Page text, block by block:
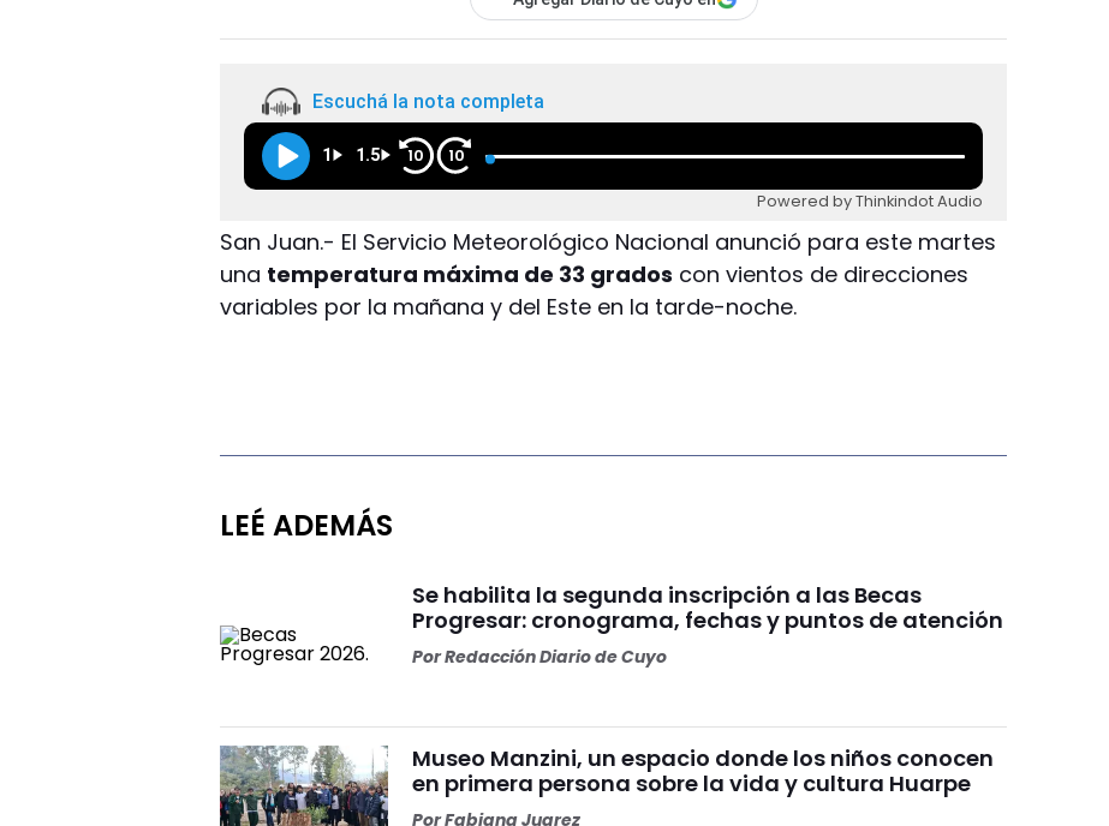
Escuchá la nota completa
1 1.5 10 10
Powered by Thinkindot Audio
San Juan.- El Servicio Meteorológico Nacional anunció para este martes
una temperatura máxima de 33 grados con vientos de direcciones
variables por la mañana y del Este en la tarde-noche.
LEÉ ADEMÁS
Se habilita la segunda inscripción a las Becas
Progresar: cronograma, fechas y puntos de atención
PorRedacción Diario de Cuyo
Museo Manzini, un espacio donde los niños conocen
en primera persona sobre la vida y cultura Huarpe
PorFabiana Juarez